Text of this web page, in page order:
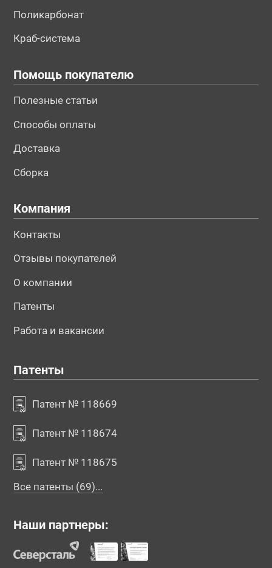
Поликарбонат
Краб-система
Помощь покупателю
Полезные статьи
Способы оплаты
Доставка
Сборка
Компания
Контакты
Отзывы покупателей
О компании
Патенты
Работа и вакансии
Патенты
Патент № 118669
Патент № 118674
Патент № 118675
Все патенты (69)...
Наши партнеры: